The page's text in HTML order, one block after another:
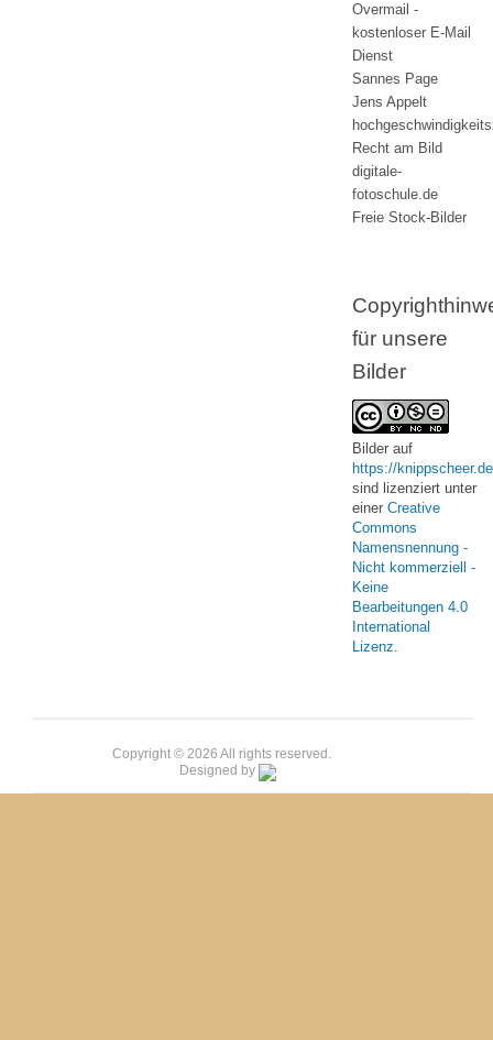
Overmail -
kostenloser E-Mail
Dienst
Sannes Page
Jens Appelt
Recht am Bild
digitale-
fotoschule.de
Freie Stock-Bilder
für unsere
Bilder
Bilder auf
https://knippscheer.de
sind lizenziert unter
einer Creative
Commons
Namensnennung -
Nicht kommerziell -
Keine
Bearbeitungen 4.0
International
Lizenz.
Copyright © 2026 All rights reserved.
Designed by